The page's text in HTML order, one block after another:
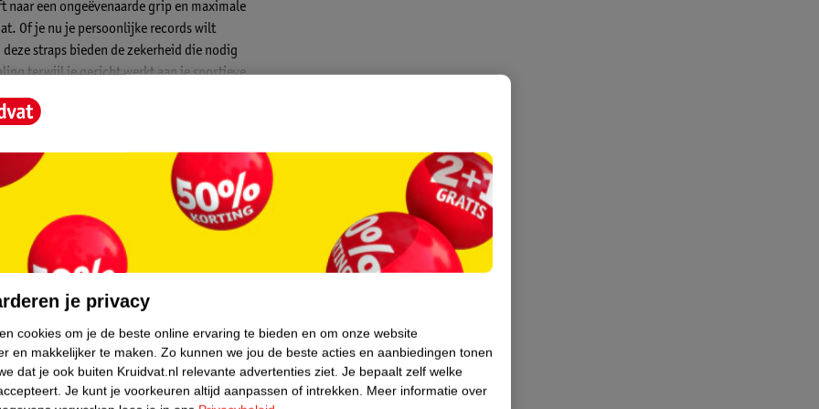
een ongeëvenaarde grip en maximale
Of je nu je persoonlijke records wilt
straps bieden de zekerheid die nodig
terwijl je gericht werkt aan je sportieve
te overwinnen op weg naar
van de gym.
robuuste constructie, wat zorgt voor een
het slimme ontwerp wordt de druk
vermindert en blessures in eigen huis
op de vloer, terwijl de one-size-
en nauwsluitende pasvorm. Of je
die nodig is voor een
zodat je de focus volledig op de lift
essentieel voor het beschermen van je
je privacy
cookies om je de beste online ervaring te bieden en om onze website
en makkelijker te maken. Zo kunnen we jou de beste acties en aanbiedingen tonen
dat je ook buiten Kruidvat.nl relevante advertenties ziet. Je bepaalt zelf welke
Je kunt je voorkeuren altijd aanpassen of intrekken. Meer informatie over